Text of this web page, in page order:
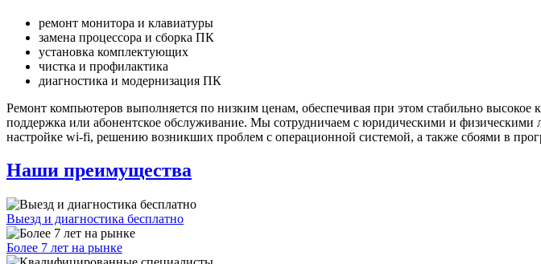
ремонт монитора и клавиатуры
замена процессора и сборка ПК
установка комплектующих
чистка и профилактика
диагностика и модернизация ПК
Ремонт компьютеров выполняется по низким ценам, обеспечивая при этом стабильно высокое
поддержка или абонентское обслуживание. Мы сотрудничаем с юридическими и
настройке wi-fi, решению возникших проблем с операционной системой, а также сбоями в
Наши преимущества
Выезд и диагностика бесплатно
Более 7 лет на рынке